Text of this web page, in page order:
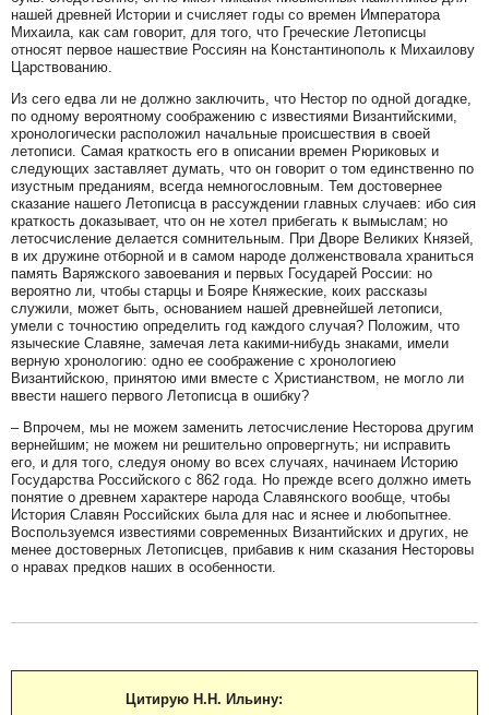
нашей древней Истории и счисляет годы со времен Императора
Михаила, как сам говорит, для того, что Греческие Летописцы
относят первое нашествие Россиян на Константинополь к Михаилову
Царствованию.
Из сего едва ли не должно заключить, что Нестор по одной догадке,
по одному вероятному соображению с известиями Византийскими,
хронологически расположил начальные происшествия в своей
летописи. Самая краткость его в описании времен Рюриковых и
следующих заставляет думать, что он говорит о том единственно по
изустным преданиям, всегда немногословным. Тем достовернее
сказание нашего Летописца в рассуждении главных случаев: ибо сия
краткость доказывает, что он не хотел прибегать к вымыслам; но
летосчисление делается сомнительным. При Дворе Великих Князей,
в их дружине отборной и в самом народе долженствовала храниться
память Варяжского завоевания и первых Государей России: но
вероятно ли, чтобы старцы и Бояре Княжеские, коих рассказы
служили, может быть, основанием нашей древнейшей летописи,
умели с точностию определить год каждого случая? Положим, что
языческие Славяне, замечая лета какими-нибудь знаками, имели
верную хронологию: одно ее соображение с хронологиею
Византийскою, принятою ими вместе с Христианством, не могло ли
ввести нашего первого Летописца в ошибку?
– Впрочем, мы не можем заменить летосчисление Несторова другим
вернейшим; не можем ни решительно опровергнуть; ни исправить
его, и для того, следуя оному во всех случаях, начинаем Историю
Государства Российского с 862 года. Но прежде всего должно иметь
понятие о древнем характере народа Славянского вообще, чтобы
История Славян Российских была для нас и яснее и любопытнее.
Воспользуемся известиями современных Византийских и других, не
менее достоверных Летописцев, прибавив к ним сказания Несторовы
о нравах предков наших в особенности.
Цитирую Н.Н. Ильину: